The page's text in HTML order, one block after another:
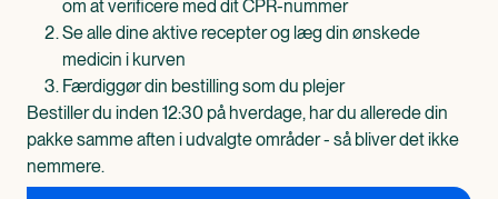
om at verificere med dit CPR-nummer
Se alle dine aktive recepter og læg din ønskede
medicin i kurven
Færdiggør din bestilling som du plejer
Bestiller du inden 12:30 på hverdage, har du allerede din
pakke samme aften i udvalgte områder - så bliver det ikke
nemmere.